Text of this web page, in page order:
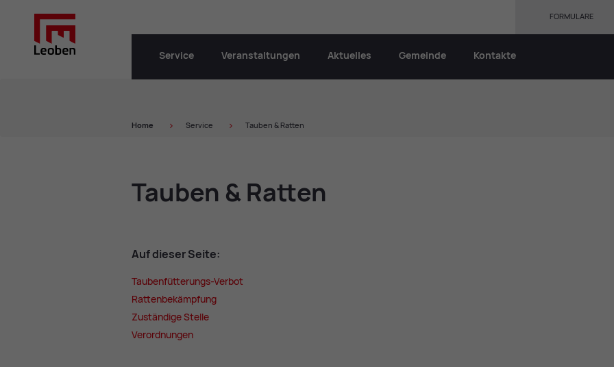
Service Veranstaltungen Aktuelles Gemeinde Kontakte
FORMULARE
Home Service Tauben & Ratten
Tau­ben & Rat­ten
Auf die­ser Sei­te:
Tau­ben­füt­te­rungs-Ver­bot
Rat­ten­be­kämp­fung
Zu­stän­di­ge Stel­le
Ver­ord­nun­gen